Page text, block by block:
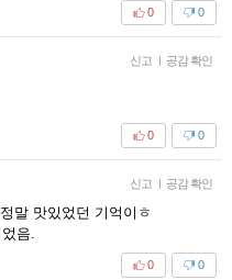
0
0
신고 | 공감 확인
0
0
신고 | 공감 확인
말 맛있었던 기억이ㅎ
음.
0
0